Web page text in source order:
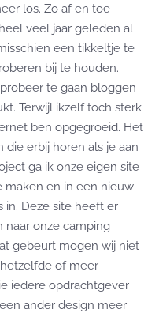
los. Zo af en toe
veel jaar geleden al
een tikkeltje te
bij te houden.
te gaan bloggen
Terwijl ikzelf toch sterk
ben opgegroeid. Het
erbij horen als je aan
ga ik onze eigen site
maken en in een nieuw
in. Deze site heeft er
naar onze camping
gebeurt mogen wij niet
of meer
iedere opdrachtgever
ander design meer